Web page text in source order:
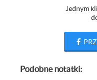
Jednym
Podobne notatki: